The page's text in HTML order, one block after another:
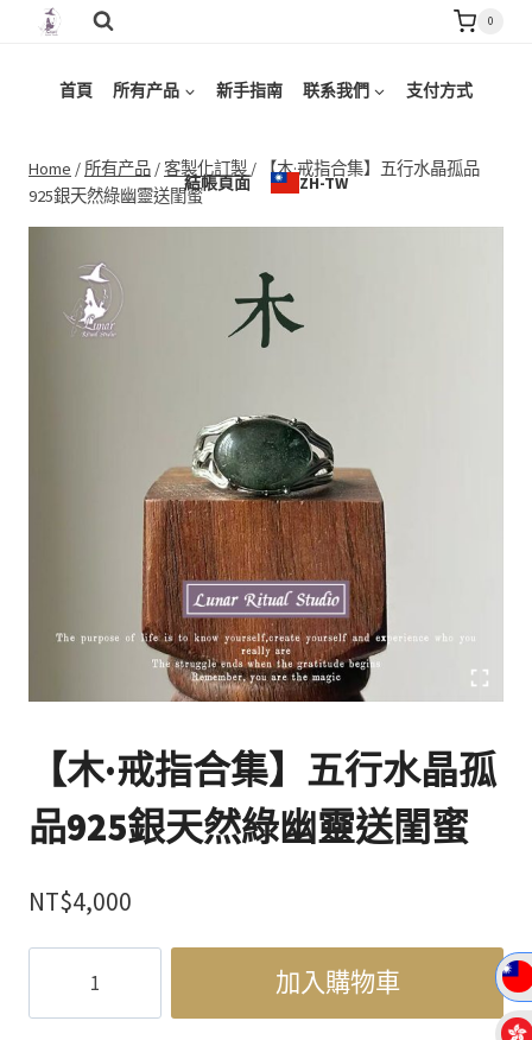
content
0
首頁 所有产品 新手指南 联系我們 支付方式
結帳頁面 ZH-TW
Home / 所有产品 /客製化訂製 /
【木·戒指合集】五行水晶孤品
925銀天然綠幽靈送閨蜜
【木·戒指合集】五行水晶孤
品925銀天然綠幽靈送閨蜜
NT$4,000
戒
加入購物車